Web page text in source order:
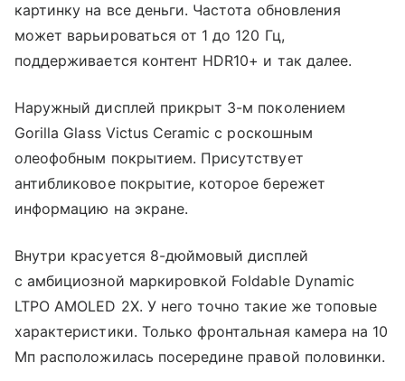
картинку на все деньги. Частота обновления
может варьироваться от 1 до 120 Гц,
поддерживается контент HDR10+ и так далее.
Наружный дисплей прикрыт 3-м поколением
Gorilla Glass Victus Ceramic с роскошным
олеофобным покрытием. Присутствует
антибликовое покрытие, которое бережет
информацию на экране.
Внутри красуется 8-дюймовый дисплей
с амбициозной маркировкой Foldable Dynamic
LTPO AMOLED 2X. У него точно такие же топовые
характеристики. Только фронтальная камера на 10
Мп расположилась посередине правой половинки.